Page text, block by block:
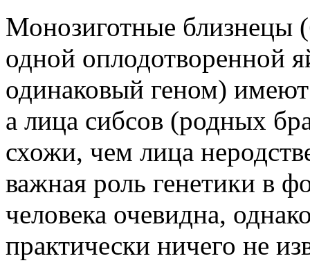
Монозиготные близнецы
одной оплодотворенной
одинаковый геном)
а лица сибсов (родных
схожи, чем лица
важная роль генетики в
человека очевидна,
практически ничего не